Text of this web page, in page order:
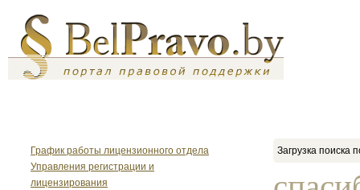
График работы лицензионного отдела
Управления регистрации и
лицензирования
Загрузка поиска